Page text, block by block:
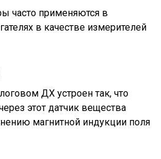
часто применяются в
в качестве измерителей
ДХ устроен так, что
этот датчик вещества
магнитной индукции поля